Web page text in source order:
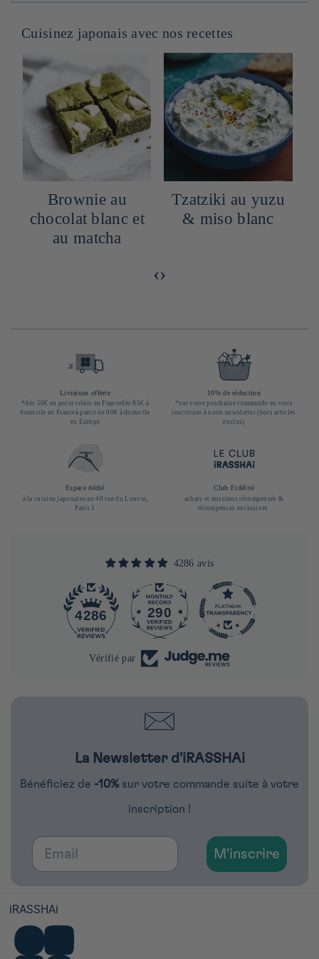
Cuisinez japonais avec nos recettes
Brownie au
chocolat blanc et
au matcha
Tzatziki au yuzu
& miso blanc
‹›
Livraison offerte
*dès 50€ en point relais en Francedès 85€ à
domicile en Franceà partir de 90€ à domicile
en Europe
10% de réduction
*sur votre prochaine commande en vous
inscrivant à notre newsletter (hors articles
exclus)
Espace dédié
à la cuisine japonaise au 40 rue du Louvre,
Paris 1
Club Fidélité
achats et missions récompensés &
récompenses exclusives
4286 avis
4286 290
Vérifié par
La Newsletter d'iRASSHAi
Bénéficiez de -10% sur votre commande suite à votre
inscription !
Email
M'inscrire
iRASSHAi